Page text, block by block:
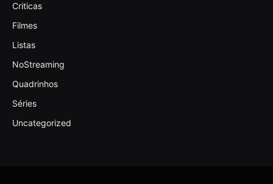
Criticas
Filmes
Listas
NoStreaming
Quadrinhos
Séries
Uncategorized